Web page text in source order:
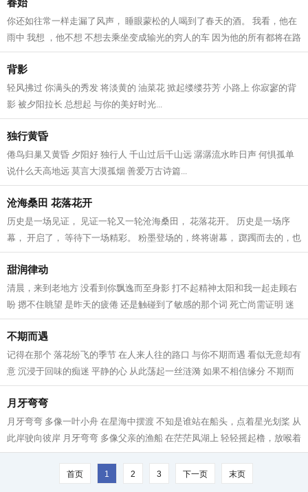
春始
你还如往常一样走漏了风声， 睡眼蒙松的人喝到了春天的酒。 我看，他在
雨中 我想 ，他不想 不想去乘坐变成输光的穷人的车 因为他的所有都将在路
途中逝去 如少年春光，一生乍泄一...
背影
轻风拂过 你满头的秀发 将淡黄的 油菜花 掀起缕缕芬芳 小路上 你寂寥的背
影 被夕阳拉长 总想起 与你的美好时光...
独行黄昏
倦鸟归巢又黄昏 夕阳好 独行人 千山过后千山远 潺潺流水昨日声 何惧孤单
说什么天高地远 莫言大漠孤烟 善爱万古诗篇...
沧海桑田 花落花开
历史是一场见证， 见证一轮又一轮沧海桑田， 花落花开。 历史是一场序
幕， 开启了， 等待下一场精彩。 粉墨登场的，终将谢幕， 踯躅而去的，也
成回忆。 青山遮不住，毕竟东流去...
甜润律动
清晨，来到老地方 没看到你飘逸而至身影 打不起精神太阳和我一起走顾右
盼 摁不住眺望 是昨天的疲倦 还是触碰到了敏感的那个词 死亡尚需证明 迷
惑荒唐 离去的那人 卸去了一身的疲...
不期而遇
记得在那个 落花纷飞的季节 在人来人往的路口 与你不期而遇 看似无意却有
意 沉浸于回味的痴迷 平静的心 从此荡起一丝涟漪 如果不相信缘分 不期而
遇又算作什么 邂逅在相同的路上...
月牙弯弯
月牙弯弯 多像一叶小舟 在星海中摆渡 不知是谁站在船头，点着星光划桨 从
此岸驶向彼岸 月牙弯弯 多像父亲的渔船 在茫茫凤湖上 轻轻摇起橹，放喉着
渔歌 摇落了满天星辰 月牙弯弯...
首页 1 2 3 下一页 末页